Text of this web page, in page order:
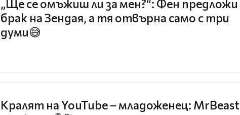
„Ще се омъжиш ли за мен?“: Фен предложи
брак на Зендая, а тя отвърна само с три
думи😅
Кралят на YouTube – младоженец: MrBeast